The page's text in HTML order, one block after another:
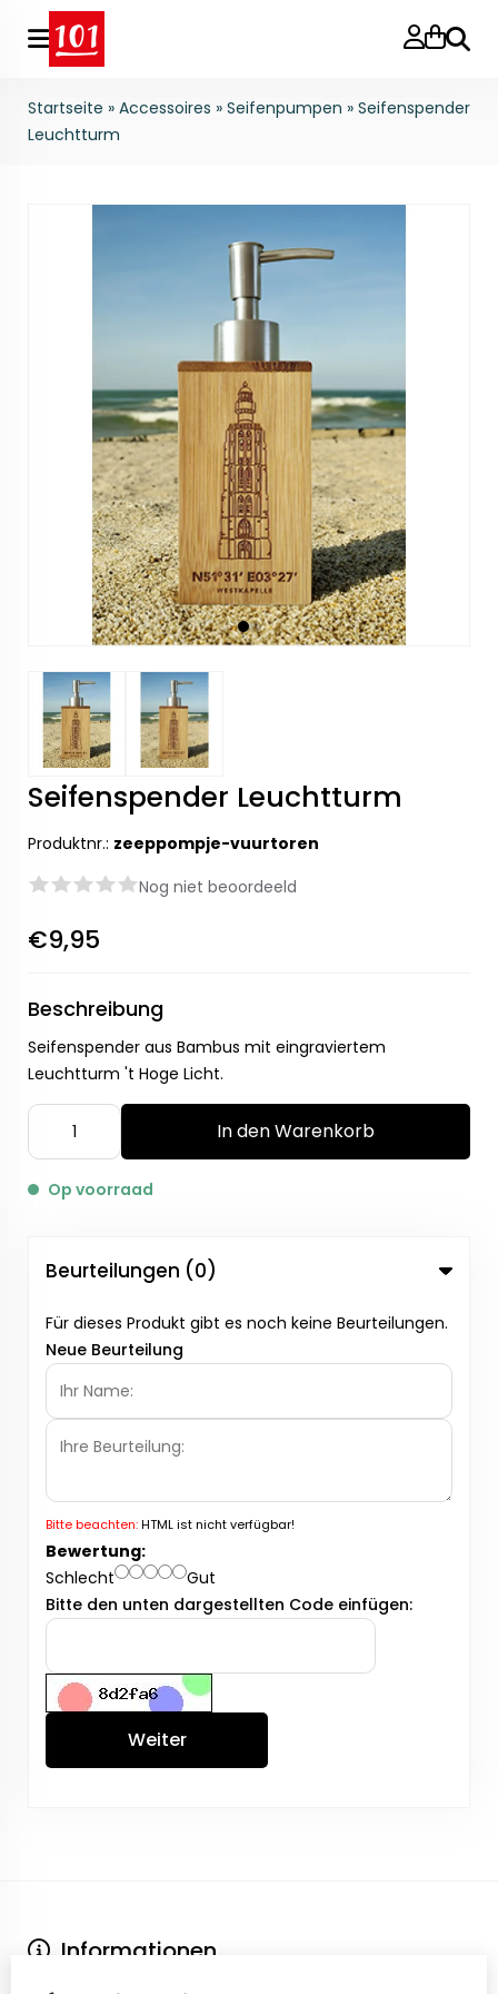
Suche
Startseite » Accessoires » Seifenpumpen » Seifenspender
Leuchtturm
Seifenspender Leuchtturm
Produktnr.: zeeppompje-vuurtoren
Nog niet beoordeeld
€9,95
Beschreibung
Seifenspender aus Bambus mit eingraviertem
Leuchtturm 't Hoge Licht.
In den Warenkorb
Op voorraad
Beurteilungen (0)
Für dieses Produkt gibt es noch keine Beurteilungen.
Neue Beurteilung
Bitte beachten:HTML ist nicht verfügbar!
Bewertung:
Schlecht
Gut
Bitte den unten dargestellten Code einfügen:
Weiter
Informationen